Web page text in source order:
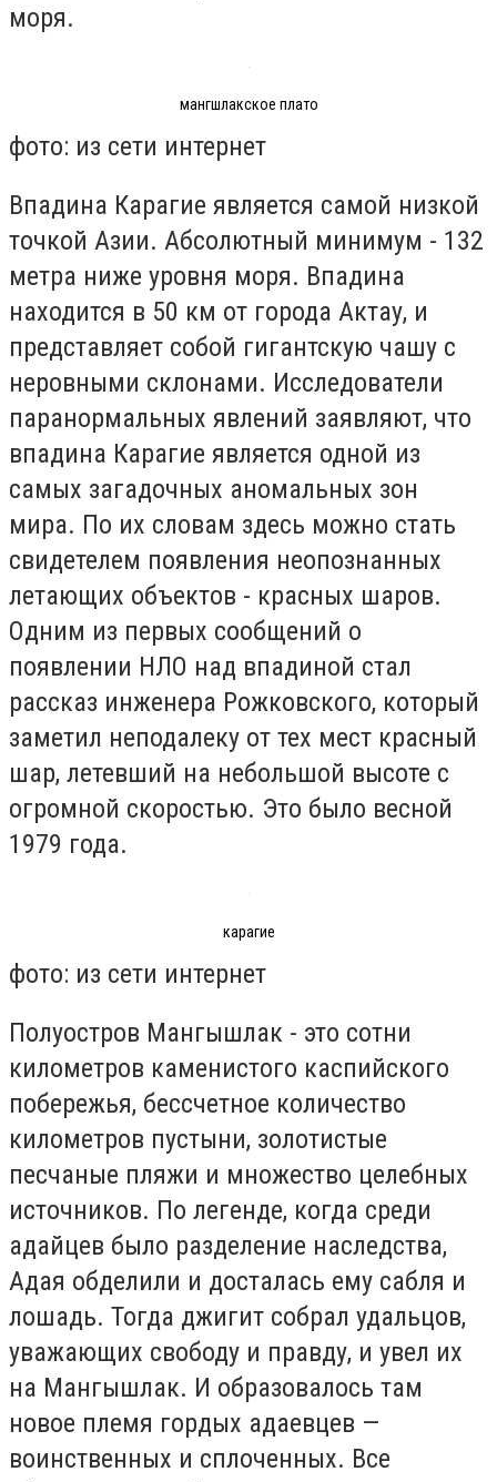
моря.
мангшлакское плато
фото: из сети интернет
Впадина Карагие является самой низкой
точкой Азии. Абсолютный минимум - 132
метра ниже уровня моря. Впадина
находится в 50 км от города Актау, и
представляет собой гигантскую чашу с
неровными склонами. Исследователи
паранормальных явлений заявляют, что
впадина Карагие является одной из
самых загадочных аномальных зон
мира. По их словам здесь можно стать
свидетелем появления неопознанных
летающих объектов - красных шаров.
Одним из первых сообщений о
появлении НЛО над впадиной стал
рассказ инженера Рожковского, который
заметил неподалеку от тех мест красный
шар, летевший на небольшой высоте с
огромной скоростью. Это было весной
1979 года.
карагие
фото: из сети интернет
Полуостров Мангышлак - это сотни
километров каменистого каспийского
побережья, бессчетное количество
километров пустыни, золотистые
песчаные пляжи и множество целебных
источников. По легенде, когда среди
адайцев было разделение наследства,
Адая обделили и досталась ему сабля и
лошадь. Тогда джигит собрал удальцов,
уважающих свободу и правду, и увел их
на Мангышлак. И образовалось там
новое племя гордых адаевцев —
воинственных и сплоченных. Все